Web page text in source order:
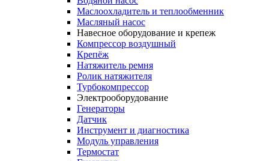
Маслоохладитель и теплообменник
Масляный насос
Навесное оборудование и крепеж
Компрессор воздушный
Крепёж
Натяжитель ремня
Ролик натяжителя
Турбокомпрессор
Электрооборудование
Генераторы
Датчик
Инструмент и диагностика
Модуль управления
Термостат